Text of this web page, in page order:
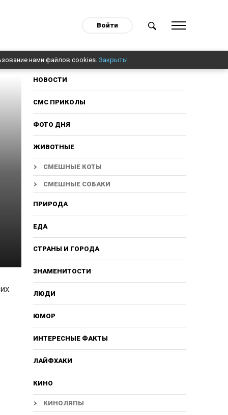
Войти
нами файлов cookies. Закрыть!
НОВОСТИ
СМС ПРИКОЛЫ
ФОТО ДНЯ
ЖИВОТНЫЕ
СМЕШНЫЕ КОТЫ
СМЕШНЫЕ СОБАКИ
ПРИРОДА
ЕДА
СТРАНЫ И ГОРОДА
ЗНАМЕНИТОСТИ
ЛЮДИ
ЮМОР
ИНТЕРЕСНЫЕ ФАКТЫ
ЛАЙФХАКИ
КИНО
КИНОЛЯПЫ